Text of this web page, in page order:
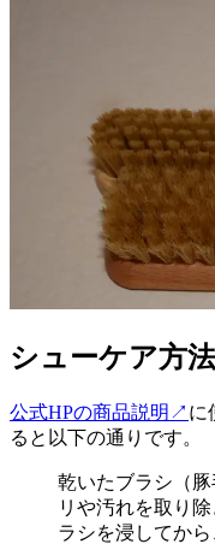
シューケア方法
公式HPの商品説明 ↗ に
ると以下の通りです。
乾いたブラシ（
リや汚れを取り
ラシを浸してか